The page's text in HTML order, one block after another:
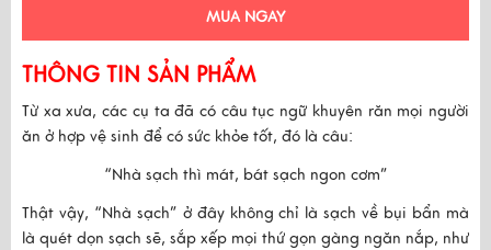
MUA NGAY
THÔNG TIN SẢN PHẨM
Từ xa xưa, các cụ ta đã có câu tục ngữ khuyên răn mọi người
ăn ở hợp vệ sinh để có sức khỏe tốt, đó là câu:
“Nhà sạch thì mát, bát sạch ngon cơm”
Thật vậy, “Nhà sạch” ở đây không chỉ là sạch về bụi bẩn mà
là quét dọn sạch sẽ, sắp xếp mọi thứ gọn gàng ngăn nắp, như